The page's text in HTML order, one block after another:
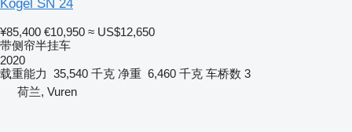
Kögel SN 24
¥85,400 €10,950 ≈ US$12,650
带侧帘半挂车
2020
载重能力 35,540 千克 净重 6,460 千克 车桥数 3
荷兰, Vuren